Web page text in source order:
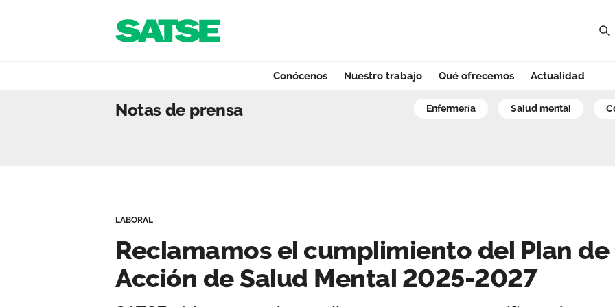
Navegación
Conócenos Nuestro trabajo Qué ofrecemos Actualidad
Qué ofrecemos
Reclamamos el cumplimiento del
Notas de prensa enfermería salud mental
LABORAL
Reclamamos el cumplimiento del Plan de
Acción de Salud Mental 2025-2027